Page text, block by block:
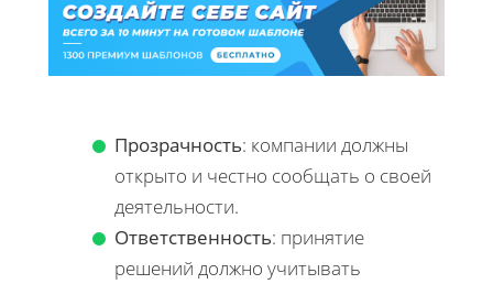
Прозрачность: компании должны
открыто и честно сообщать о своей
деятельности.
Ответственность: принятие
решений должно учитывать